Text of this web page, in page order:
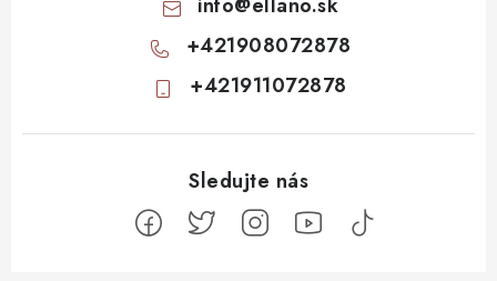
info@ellano.sk
+421908072878
+421911072878